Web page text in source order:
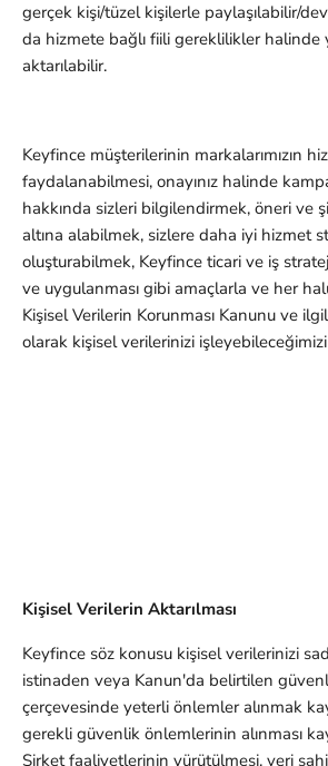
gerçek kişi/tüzel kişilerle paylaşılabilir/
da hizmete bağlı fiili gereklilikler halinde
aktarılabilir.
Keyfince müşterilerinin markalarımızın
faydalanabilmesi, onayınız halinde
hakkında sizleri bilgilendirmek, öneri ve
altına alabilmek, sizlere daha iyi hizmet
oluşturabilmek, Keyfince ticari ve iş
ve uygulanması gibi amaçlarla ve her
Kişisel Verilerin Korunması Kanunu ve
olarak kişisel verilerinizi
Kişisel Verilerin Aktarılması
Keyfince söz konusu kişisel verilerinizi
istinaden veya Kanun'da belirtilen
çerçevesinde yeterli önlemler alınmak
gerekli güvenlik önlemlerinin alınması
Şirket faaliyetlerinin yürütülmesi, veri